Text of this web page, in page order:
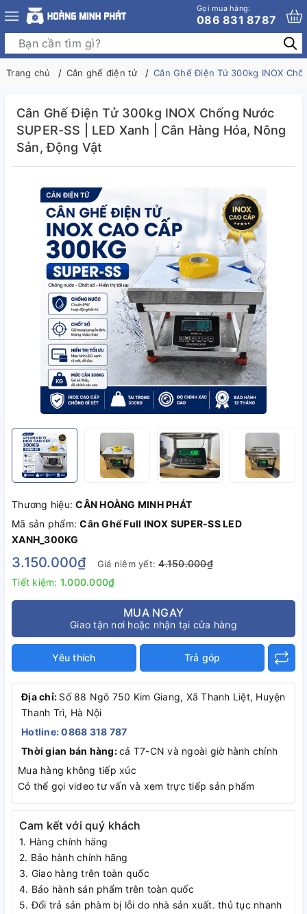
Gọi mua hàng:
086 831 8787
Trang chủ Cân ghế điện tử Cân Ghế Điện Tử 300kg INOX
Cân Ghế Điện Tử 300kg INOX Chống Nước
SUPER-SS | LED Xanh | Cân Hàng Hóa, Nông
Sản, Động Vật
Thương hiệu:CÂN HOÀNG MINH PHÁT
Mã sản phẩm:Cân Ghế Full INOX SUPER-SS LED
XANH_300KG
3.150.000₫ Giá niêm yết:4.150.000₫
Tiết kiệm: 1.000.000₫
MUA NGAY
Giao tận nơi hoặc nhận tại cửa hàng
Yêu thích Trả góp
Địa chỉ: Số 88 Ngõ 750 Kim Giang, Xã Thanh Liệt, Huyện
Thanh Trì, Hà Nội
Hotline: 0868 318 787
Thời gian bán hàng:cả T7-CN và ngoài giờ hành chính
Mua hàng không tiếp xúc
Có thể gọi video tư vấn và xem trực tiếp sản phẩm
Cam kết với quý khách
1. Hàng chính häng
2. Bảo hành chính hãng
3. Giao hàng trên toàn quốc
4. Báo hành sán phẩm trên toàn quốc
5. Đổi trả sản phàm bị lỗi do nhà sản xuất. thủ tục nhanh